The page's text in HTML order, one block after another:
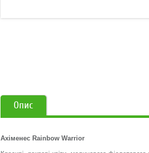
Опис
Ахіменес Rainbow Warrior